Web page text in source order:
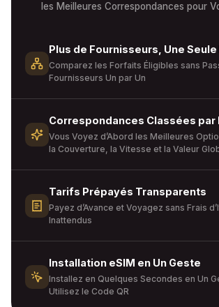
les Meilleures Correspondances pour
Plus de Fournisseurs, Une
Comparez les Forfaits Éligibles sans
Fournisseurs Un par Un
Correspondances Classées par
Vous Voyez d’Abord les Meilleures
la Couverture, la Vitesse et la Valeur
Tarifs Prépayés Transparents
Payez d’Avance et Voyagez sans Frais
Inattendus
Installation eSIM en Un Geste
Installez en Quelques Secondes en Un
Utilisez le Code QR